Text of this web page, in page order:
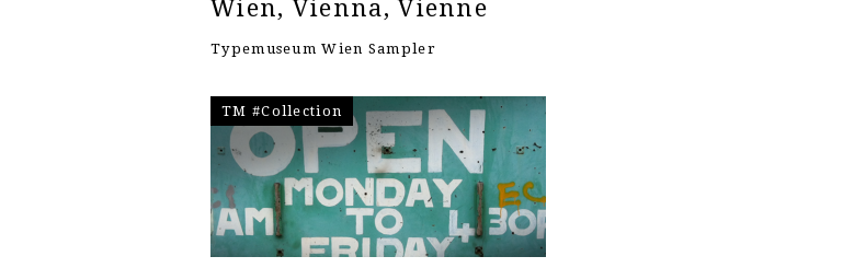
Wien, Vienna, Vienne
Typemuseum Wien Sampler
TM #Collection